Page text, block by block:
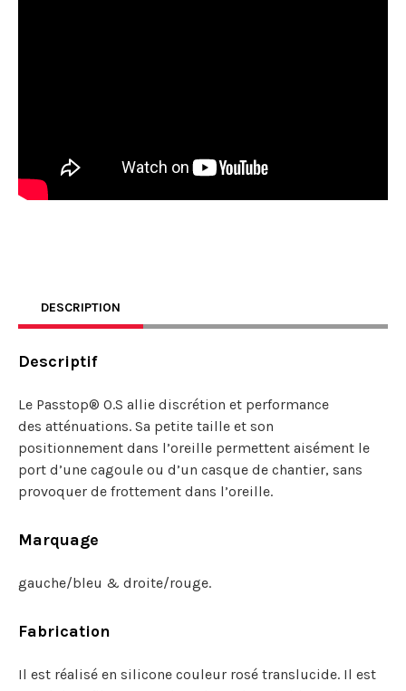
DESCRIPTION
Descriptif
Le Passtop® O.S allie discrétion et performance
des atténuations. Sa petite taille et son
positionnement dans l’oreille permettent aisément le
port d’une cagoule ou d’un casque de chantier, sans
provoquer de frottement dans l’oreille.
Marquage
gauche/bleu & droite/rouge.
Fabrication
Il est réalisé en silicone couleur rosé translucide. Il est